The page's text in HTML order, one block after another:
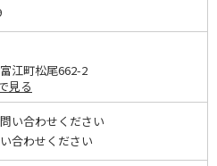
江町松尾662-2
見る
い合わせください
合わせください